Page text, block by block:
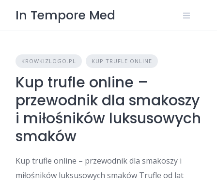
In Tempore Med
KROWKIZLOGO.PL KUP TRUFLE ONLINE
Kup trufle online –
przewodnik dla smakoszy
i miłośników luksusowych
smaków
Kup trufle online – przewodnik dla smakoszy i
miłośników luksusowych smaków Trufle od lat